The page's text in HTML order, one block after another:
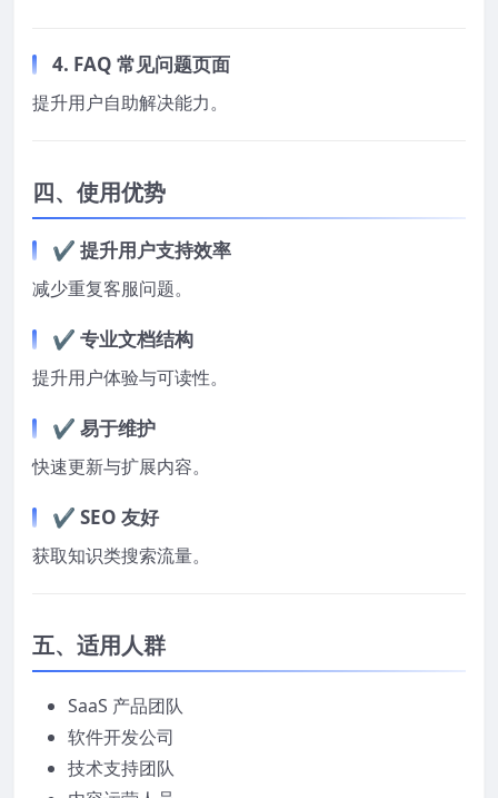
4. FAQ 常见问题页面
提升用户自助解决能力。
四、使用优势
✔ 提升用户支持效率
减少重复客服问题。
✔ 专业文档结构
提升用户体验与可读性。
✔ 易于维护
快速更新与扩展内容。
✔ SEO 友好
获取知识类搜索流量。
五、适用人群
SaaS 产品团队
软件开发公司
技术支持团队